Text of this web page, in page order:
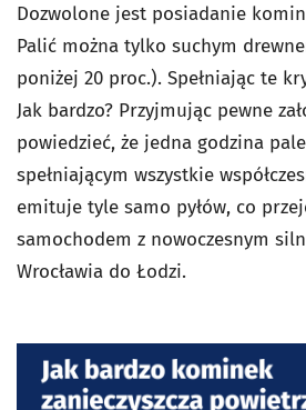
Dozwolone jest posiadanie
Palić można tylko suchym
poniżej 20 proc.). Spełniając te
Jak bardzo? Przyjmując pewne
powiedzieć, że jedna godzina
spełniającym wszystkie
emituje tyle samo pyłów, co
samochodem z nowoczesnym
Wrocławia do Łodzi.